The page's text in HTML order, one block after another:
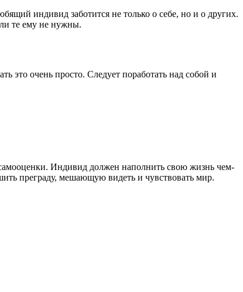
индивид заботится не только о себе, но и о других.
те ему не нужны.
это очень просто. Следует поработать над собой и
Индивид должен наполнить свою жизнь чем-
преграду, мешающую видеть и чувствовать мир.